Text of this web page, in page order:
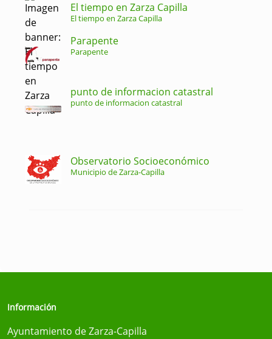
El tiempo en Zarza Capilla
El tiempo en Zarza Capilla
Parapente
Parapente
punto de informacion catastral
punto de informacion catastral
Observatorio Socioeconómico
Municipio de Zarza-Capilla
Información
Ayuntamiento de Zarza-Capilla